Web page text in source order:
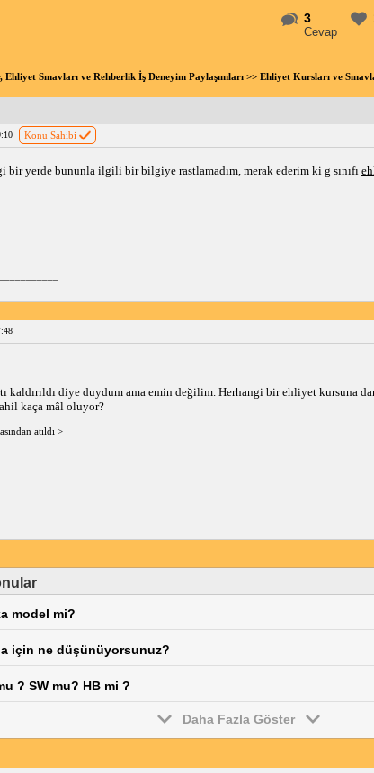
3
Cevap
Sınavları ve Rehberlik İş Deneyim Paylaşımları>> Ehliyet Kursları ve
Konu Sahibi
bir yerde bununla ilgili bir bilgiye rastlamadım, merak ederim ki g sınıfı
kaldırıldı diye duydum ama emin değilim. Herhangi bir ehliyet kursuna
kaça mâl oluyor?
atıldı >
model mi?
için ne düşünüyorsunuz?
? SW mu? HB mi ?
Daha Fazla Göster